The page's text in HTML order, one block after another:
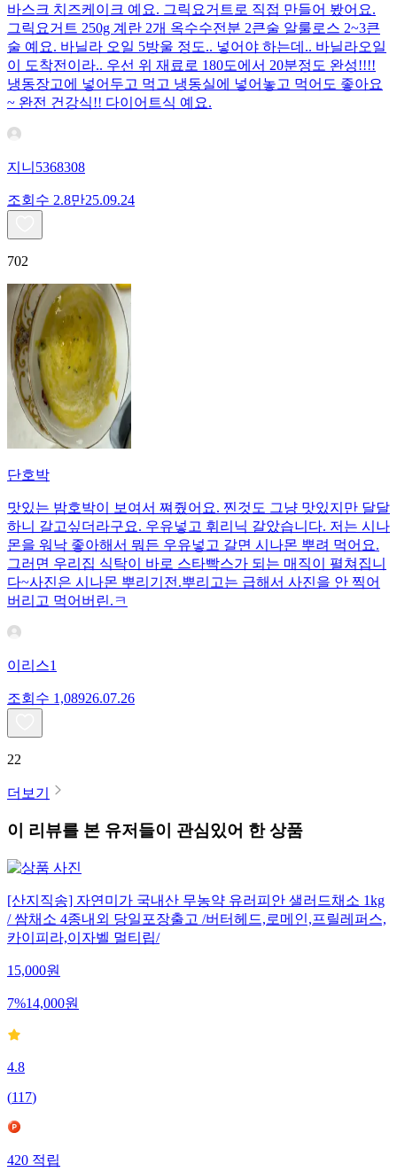
바스크 치즈케이크 예요. 그릭요거트로 직접 만들어 봤어요.
그릭요거트 250g 계란 2개 옥수수전분 2큰술 알룰로스 2~3큰
술 예요. 바닐라 오일 5방울 정도.. 넣어야 하는데.. 바닐라오일
이 도착전이라.. 우선 위 재료로 180도에서 20분정도 완성!!!!
냉동장고에 넣어두고 먹고 냉동실에 넣어놓고 먹어도 좋아요
~ 완전 건강식!! 다이어트식 예요.
지니5368308
조회수 2.8만25.09.24
702
단호박
맛있는 밤호박이 보여서 쪄줬어요. 찐것도 그냥 맛있지만 달달
하니 갈고싶더라구요. 우유넣고 휘리닉 갈았습니다. 저는 시나
몬을 워낙 좋아해서 뭐든 우유넣고 갈면 시나몬 뿌려 먹어요.
그러면 우리집 식탁이 바로 스타빡스가 되는 매직이 펼쳐집니
다~사진은 시나몬 뿌리기전.뿌리고는 급해서 사진을 안 찍어
버리고 먹어버린.ㅋ
이리스1
조회수 1,08926.07.26
22
더보기
이 리뷰를 본 유저들이 관심있어 한 상품
[산지직송] 자연미가 국내산 무농약 유러피안 샐러드채소 1kg
/ 쌈채소 4종내외 당일포장출고 /버터헤드,로메인,프릴레퍼스,
카이피라,이자벨 멀티립/
15,000원
7%14,000원
4.8
(117)
420 적립